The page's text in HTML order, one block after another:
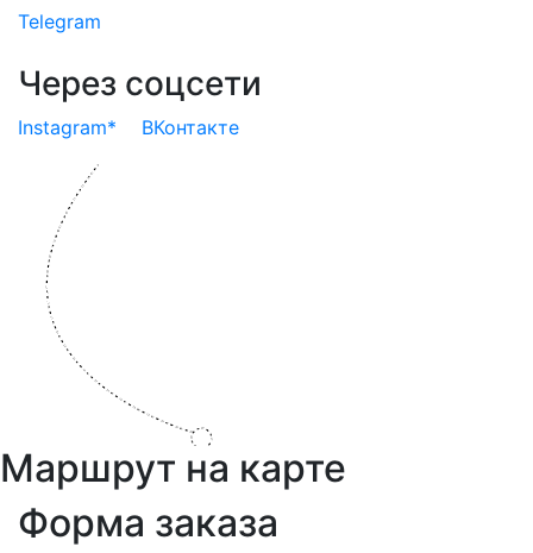
Telegram
Через соцсети
Instagram* ВКонтакте
Маршрут на карте
Форма заказа